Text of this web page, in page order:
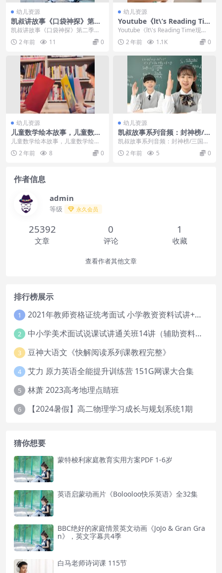
幼儿资源
凯叔讲故事《口袋神探》第二
季全MP3音频文件
凯叔讲故事《口袋神探》第二季全
MP3音频文件 凯叔讲故事 口袋神探
第二季课程目...
2 年前 11 0
幼儿资源
Youtube《lt\’s Reading Tim
e现在是阅读时间》英文绘本
Youtube《lt\'s Reading Time现在
是阅读时间》英文绘本精读...
2 年前 1.1K 0
幼儿资源
儿童数学绘本故事，儿童数学
绘本故事31册
儿童数学绘本故事，儿童数学绘本
故事31册目录：┣━━[ABC模式]
乱七八糟的魔女...
2 年前 8 0
幼儿资源
凯叔故事系列音频：封神榜/三
国演义/西游记/水浒传等（解
凯叔故事系列音频：封神榜/三国演
义/西游记/水浒传等（解压版） 今
天分享的是凯叔...
2 年前 5 0
作者信息
admin
等级 永久会员
25392
文章
0
评论
1
收藏
查看作者其他文章
排行榜展示
1 2021年教师资格证统考面试 小学教资资料试讲+答辩
2 中小学美术面试说课试讲通关班14讲（辅助资料第一套）
3 豆神大语文《快解阅读系列课教程完整》
4 艾力 原力英语全能提升训练营 151G网课大合集
5 林萧 2023高考地理点睛班
6 【2024暑假】高二物理学习成长与规划系统1期
猜你想要
蒙特梭利家庭教育实用方案PDF 1-6岁
英语启蒙动画片《Bolooloo快乐英语》全32集
BBC绝好的家庭情景英文动画《JoJo & Gran Gra
n》，英文字幕共4季
白马老师诗词课 115节